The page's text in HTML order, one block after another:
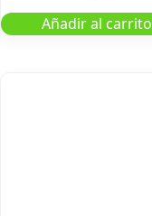
Añadir al carrito